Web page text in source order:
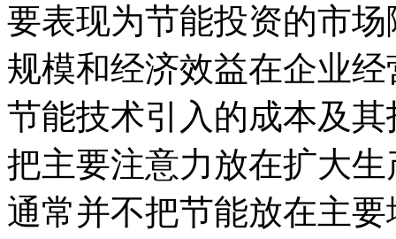
要表现为节能投资的市
规模和经济效益在企业
节能技术引入的成本及
把主要注意力放在扩大
通常并不把节能放在主